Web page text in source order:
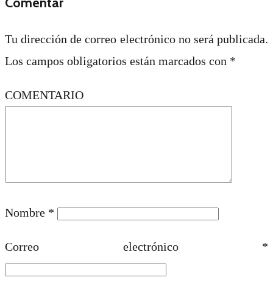
Tu dirección de correo electrónico no será publicada.
Los campos obligatorios están marcados con *
COMENTARIO
Nombre *
Correo electrónico *